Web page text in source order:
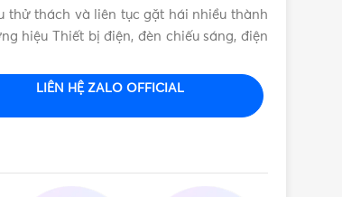
thử thách và liên tục gặt hái nhiều thành
hiệu Thiết bị điện, đèn chiếu sáng, điện
LIÊN HỆ ZALO OFFICIAL